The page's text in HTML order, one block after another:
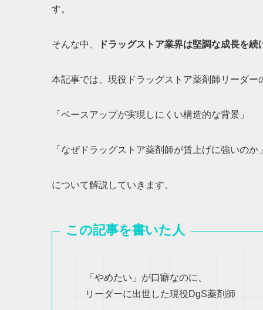
す。
そんな中、 ドラッグストア業界は堅調な成長を
本記事では、現役ドラッグストア薬剤師リーダー
「ベースアップが実現しにくい構造的な背景」
「なぜドラッグストア薬剤師が賃上げに強いのか
について解説していきます。
この記事を書いた人
「やめたい」が口癖なのに、
リーダーに出世した現役DgS薬剤師